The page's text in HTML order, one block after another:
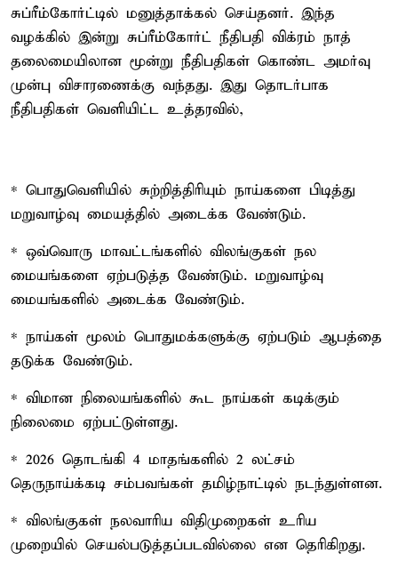
சுப்ரீம்கோர்ட்டில் மனுத்தாக்கல் செய்தனர். இந்த
வழக்கில் இன்று சுப்ரீம்கோர்ட் நீதிபதி விக்ரம் நாத்
தலைமையிலான மூன்று நீதிபதிகள் கொண்ட அமர்வு
முன்பு விசாரணைக்கு வந்தது. இது தொடர்பாக
நீதிபதிகள் வெளியிட்ட உத்தரவில்,
* பொதுவெளியில் சுற்றித்திரியும் நாய்களை பிடித்து
மறுவாழ்வு மையத்தில் அடைக்க வேண்டும்.
* ஒவ்வொரு மாவட்டங்களில் விலங்குகள் நல
மையங்களை ஏற்படுத்த வேண்டும். மறுவாழ்வு
மையங்களில் அடைக்க வேண்டும்.
* நாய்கள் மூலம் பொதுமக்களுக்கு ஏற்படும் ஆபத்தை
தடுக்க வேண்டும்.
* விமான நிலையங்களில் கூட நாய்கள் கடிக்கும்
நிலைமை ஏற்பட்டுள்ளது.
* 2026 தொடங்கி 4 மாதங்களில் 2 லட்சம்
தெருநாய்க்கடி சம்பவங்கள் தமிழ்நாட்டில் நடந்துள்ளன.
* விலங்குகள் நலவாரிய விதிமுறைகள் உரிய
முறையில் செயல்படுத்தப்படவில்லை என தெரிகிறது.